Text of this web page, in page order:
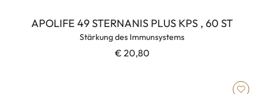
APOLIFE 49 STERNANIS PLUS KPS , 60 ST
Stärkung des Immunsystems
€ 20,80